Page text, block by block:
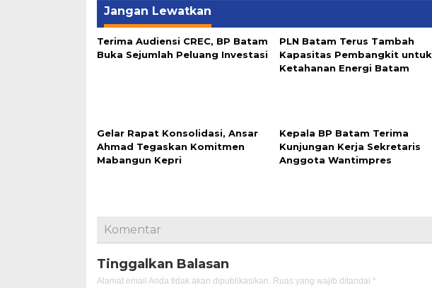
Jangan Lewatkan
Terima Audiensi CREC, BP Batam
Buka Sejumlah Peluang Investasi
PLN Batam Terus Tambah
Kapasitas Pembangkit untuk
Ketahanan Energi Batam
Gelar Rapat Konsolidasi, Ansar
Ahmad Tegaskan Komitmen
Mabangun Kepri
Kepala BP Batam Terima
Kunjungan Kerja Sekretaris
Anggota Wantimpres
Komentar
Tinggalkan Balasan
Alamat email Anda tidak akan dipublikasikan. Ruas yang wajib ditandai *